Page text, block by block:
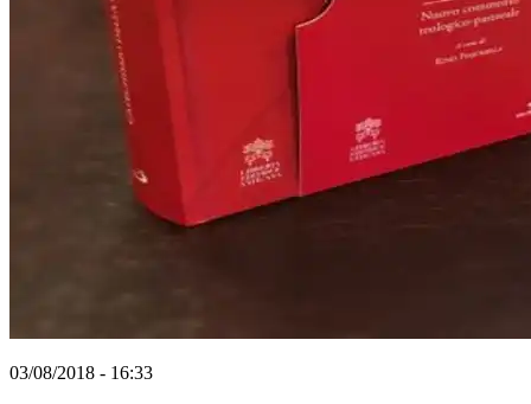
03/08/2018 - 16:33